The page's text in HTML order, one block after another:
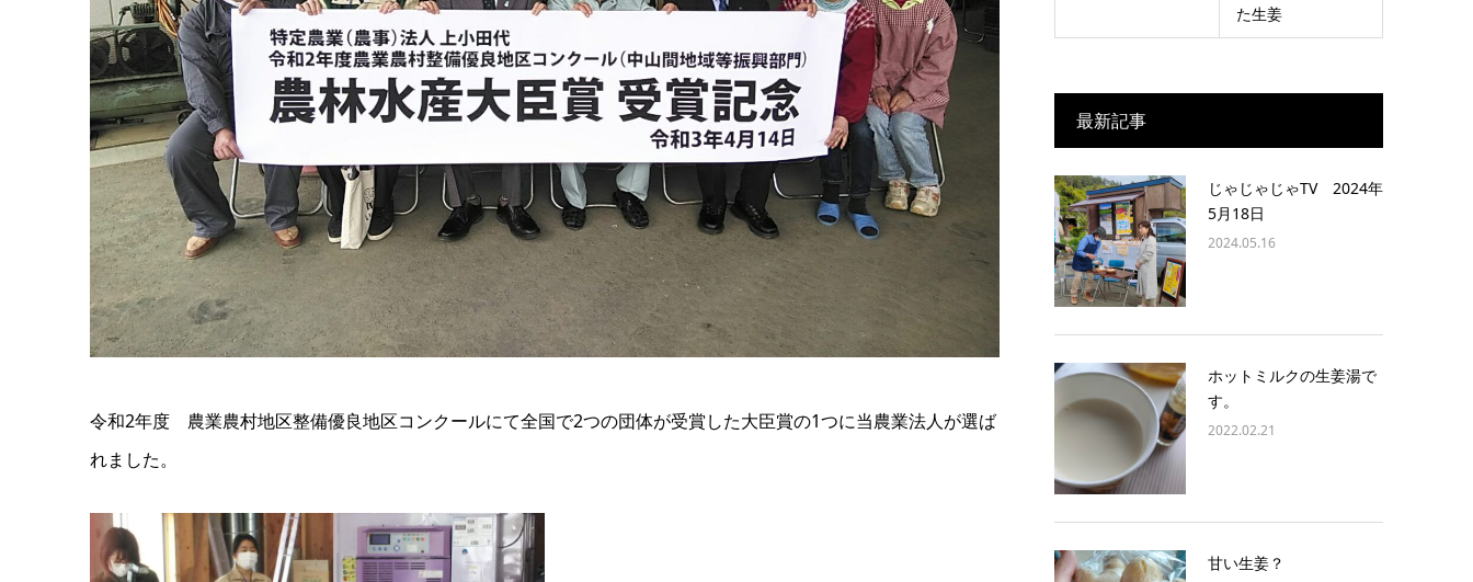
令和2年度 農業農村地区整備優良地区コンクールにて全国で2つの団体が受賞した大臣賞の1つに当農業法人が選ば
れました。
た生姜
最新記事
じゃじゃじゃTV 2024年
5月18日
2024.05.16
ホットミルクの生姜湯で
す。
2022.02.21
甘い生姜？